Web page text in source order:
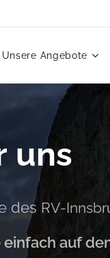
Unsere Angebote
uns
des RV-
auf